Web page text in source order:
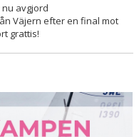
avgjord
Väjern efter en final mot
grattis!